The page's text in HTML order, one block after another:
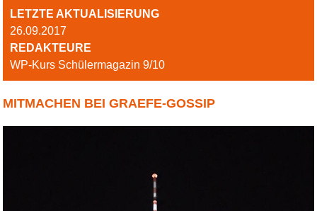
LETZTE AKTUALISIERUNG
26.09.2017
REDAKTEURE
WP-Kurs Schülermagazin 9/10
MITMACHEN BEI GRAEFE-GOSSIP